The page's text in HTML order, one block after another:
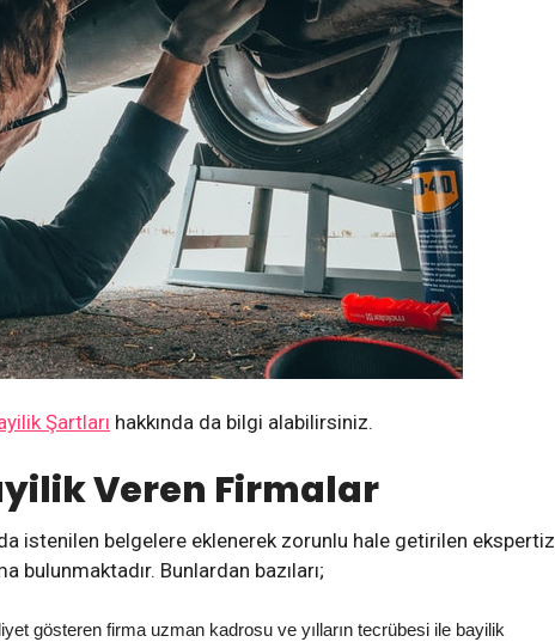
Şartları hakkında da bilgi alabilirsiniz.
Veren Firmalar
istenilen belgelere eklenerek zorunlu hale getirilen ekspertiz
bulunmaktadır. Bunlardan bazıları;
gösteren firma uzman kadrosu ve yılların tecrübesi ile bayilik